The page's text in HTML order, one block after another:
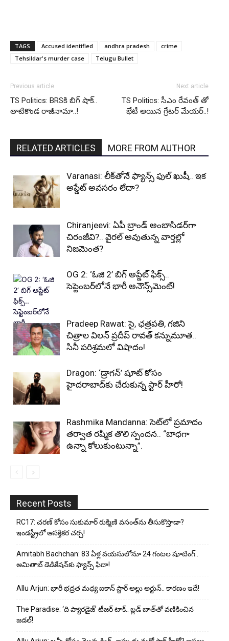
TAGS Accused identified andhra pradesh
crime
Tehsildar's murder case
Telugu Bullet
Previous article
TS Politics: BRSకి బిగ్ షాక్..
తాటికొండ రాజీనామా..!
Next article
TS Politics: సీఎం రేవంత్ తో
భేటీ అయిన గ్రేటర్ మేయర్..!
RELATED ARTICLES MORE FROM AUTHOR
Varanasi: లీక్‌తోనే ఫ్యాన్స్ ఫుల్ ఖుషీ.. ఇక
అప్డేట్ అవసరం లేదా?
Chiranjeevi: ఏపీ బ్రాండ్ అంబాసిడర్‌గా
చిరంజీవి?.. వైరల్ అవుతున్న వార్తల్లో
నిజమెంత?
OG 2: ‘ఓజి 2’ బిగ్ అప్డేట్ ఫిక్స్..
సెప్టెంబర్‌లోనే భారీ అనౌన్స్‌మెంట్!
Pradeep Rawat: సై, ఛత్రపతి, గజిని
చిత్రాల విలన్ ప్రదీప్ రావత్ కన్నుమూత..
సినీ పరిశ్రమలో విషాదం!
Dragon: ‘డ్రాగన్’ షూట్ కోసం
హైదరాబాద్‌కు చేరుకున్న స్టార్ హీరో!
Rashmika Mandanna: సెట్‌లో ప్రమాదం
తర్వాత రష్మిక తొలి స్పందన.. “బాధగా
ఉన్నా కోలుకుంటున్నా”.
Recent Posts
RC17: చరణ్ కోసం సుకుమార్ రుక్మిణి వసంత్‌ను తీసుకొస్తాడా?
ఇండస్ట్రీలో ఆసక్తికర చర్చ!
Amitabh Bachchan: 83 ఏళ్ల వయసులోనూ 24 గంటల షూటింగ్..
అమితాబ్ డెడికేషన్‌కు ఫ్యాన్స్ ఫిదా!
Allu Arjun: భారీ భద్రత మధ్య ఐకాన్ స్టార్ అల్లు అర్జున్.. కారణం ఇదే!
The Paradise: ‘ది ప్యారడైజ్’ టీజర్ టాక్.. బ్లడ్ బాత్‌తో వణికించిన
జడల్!